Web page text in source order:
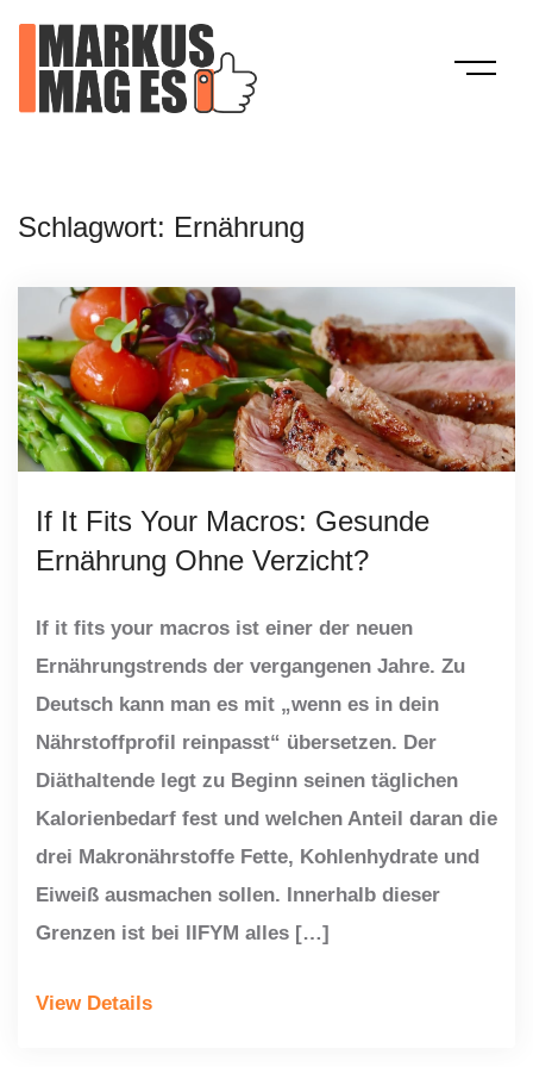
content
Schlagwort: Ernährung
If It Fits Your Macros: Gesunde
Ernährung Ohne Verzicht?
If it fits your macros ist einer der neuen
Ernährungstrends der vergangenen Jahre. Zu
Deutsch kann man es mit „wenn es in dein
Nährstoffprofil reinpasst“ übersetzen. Der
Diäthaltende legt zu Beginn seinen täglichen
Kalorienbedarf fest und welchen Anteil daran die
drei Makronährstoffe Fette, Kohlenhydrate und
Eiweiß ausmachen sollen. Innerhalb dieser
Grenzen ist bei IIFYM alles […]
View Details